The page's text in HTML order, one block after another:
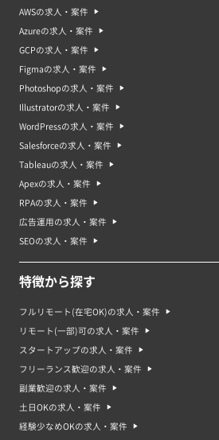
AWSの求人・案件
Azureの求人・案件
GCPの求人・案件
Figmaの求人・案件
Photoshopの求人・案件
Illustratorの求人・案件
WordPressの求人・案件
Salesforceの求人・案件
Tableauの求人・案件
Apexの求人・案件
RPAの求人・案件
広告運用の求人・案件
SEOの求人・案件
特徴から探す
フルリモート(在宅OK)の求人・案件
リモート(一部)可の求人・案件
スタートアップの求人・案件
フリーランス歓迎の求人・案件
副業歓迎の求人・案件
土日OKの求人・案件
経験少なめOKの求人・案件